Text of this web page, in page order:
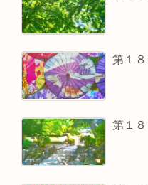
第１
第１